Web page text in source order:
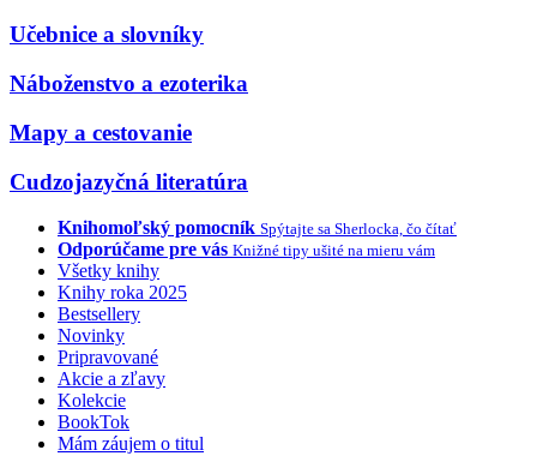
Učebnice a slovníky
Náboženstvo a ezoterika
Mapy a cestovanie
Cudzojazyčná literatúra
Knihomoľský pomocník Spýtajte sa Sherlocka, čo čítať
Odporúčame pre vás Knižné tipy ušité na mieru vám
Všetky knihy
Knihy roka 2025
Bestsellery
Novinky
Pripravované
Akcie a zľavy
Kolekcie
BookTok
Mám záujem o titul